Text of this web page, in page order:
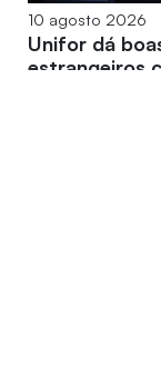
10 agosto 2026
Unifor dá
estrangeiros